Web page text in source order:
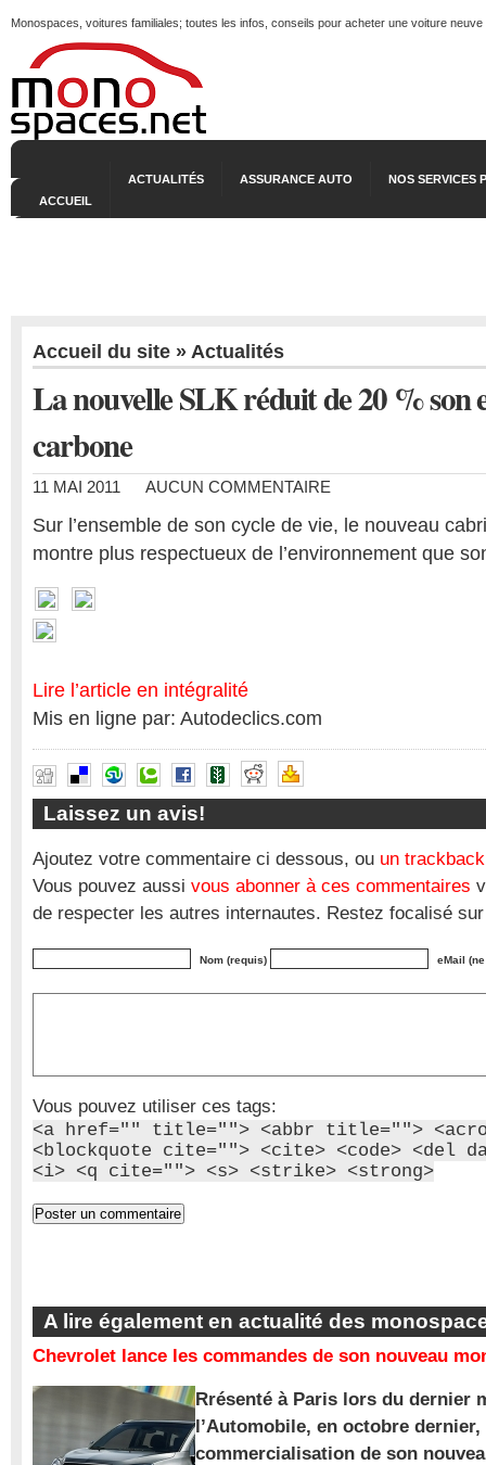
Monospaces, voitures familiales; toutes les infos, conseils pour acheter une voiture
ACCUEIL
ACTUALITÉS ASSURANCE AUTO NOS SERVICES
Accueil du site » Actualités
La nouvelle SLK réduit de 20 % son
carbone
11 MAI 2011 AUCUN COMMENTAIRE
Sur l’ensemble de son cycle de vie, le nouveau
montre plus respectueux de l’environnement que
Lire l’article en intégralité
Mis en ligne par: Autodeclics.com
Laissez un avis!
Ajoutez votre commentaire ci dessous, ou un trackback
Vous pouvez aussi vous abonner à ces commentaires
de respecter les autres internautes. Restez focalisé
Nom (requis) eMail
Vous pouvez utiliser ces tags:
<a href="" title=""> <abbr title="">
<blockquote cite=""> <cite> <code> <del
<i> <q cite=""> <s> <strike> <strong>
A lire également en actualité des
Chevrolet lance les commandes de son nouveau
Rrésenté à Paris lors du dernier
l’Automobile, en octobre
commercialisation de son